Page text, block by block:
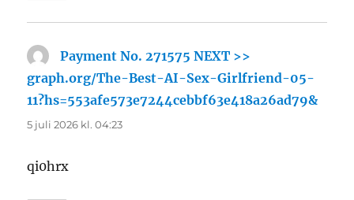
Payment No. 271575 NEXT >>
graph.org/The-Best-AI-Sex-Girlfriend-05-
11?hs=553afe573e7244cebbf63e418a26ad79&
5 juli 2026 kl. 04:23
qi0hrx